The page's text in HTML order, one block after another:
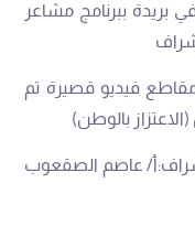
بريدة ببرنامج مشاعر
فيديو قصيرة تم
(الاعتزاز بالوطن)
:أ/ عاصم الصقعوب